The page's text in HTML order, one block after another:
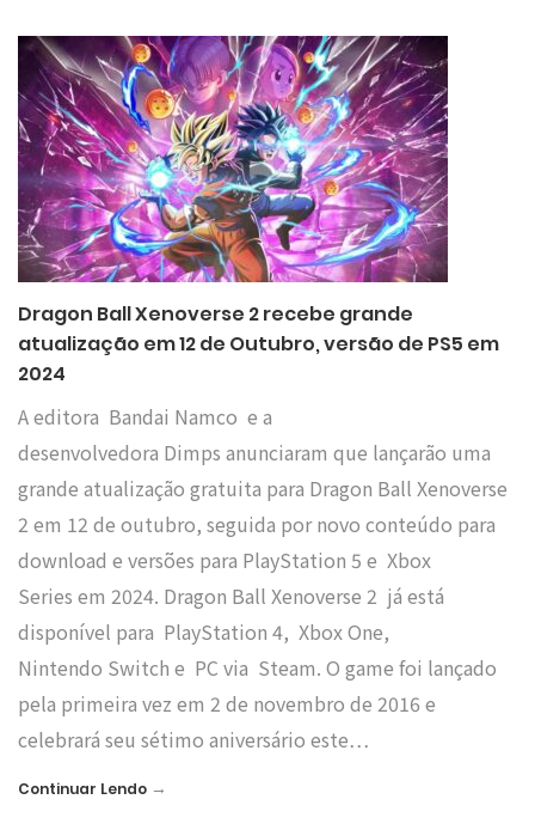
Dragon Ball Xenoverse 2 recebe grande
atualização em 12 de Outubro, versão de PS5 em
2024
A editora Bandai Namco e a
desenvolvedora Dimps anunciaram que lançarão uma
grande atualização gratuita para Dragon Ball Xenoverse
2 em 12 de outubro, seguida por novo conteúdo para
download e versões para PlayStation 5 e Xbox
Series em 2024. Dragon Ball Xenoverse 2 já está
disponível para PlayStation 4, Xbox One,
Nintendo Switch e PC via Steam. O game foi lançado
pela primeira vez em 2 de novembro de 2016 e
celebrará seu sétimo aniversário este…
Continuar Lendo →